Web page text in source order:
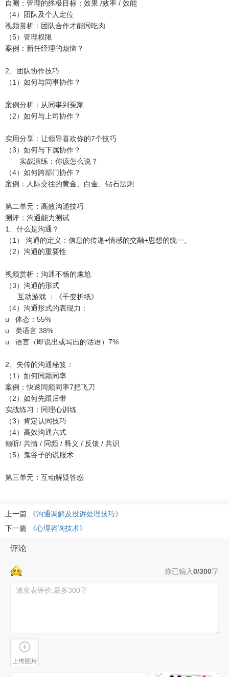
自测：管理的终极目标：效果 /效率 / 效能
（4）团队及个人定位
视频赏析：团队合作才能同吃肉
（5）管理权限
案例：新任经理的烦恼？
2、团队协作技巧
（1）如何与同事协作？
案例分析：从同事到冤家
（2）如何与上司协作？
实用分享：让领导喜欢你的7个技巧
（3）如何与下属协作？
实战演练：你该怎么说？
（4）如何跨部门协作？
案例：人际交往的黄金、白金、钻石法则
第二单元：高效沟通技巧
测评：沟通能力测试
1、什么是沟通？
（1） 沟通的定义：信息的传递+情感的交融+思想的统一。
（2）沟通的重要性
视频赏析：沟通不畅的尴尬
（3）沟通的形式
互动游戏 ：《千变折纸》
（4）沟通形式的表现力：
u 体态：55%
u 类语言 38%
u 语言（即说出或写出的话语）7%
2、失传的沟通秘笈：
（1）如何同频同率
案例：快速同频同率7把飞刀
（2）如何先跟后带
实战练习：同理心训练
（3）肯定认同技巧
（4）高效沟通六式
倾听/ 共情 / 同频 / 释义 / 反馈 / 共识
（5）鬼谷子的说服术
第三单元：互动解疑答惑
上一篇
《沟通调解及投诉处理技巧》
下一篇
《心理咨询技术》
评论
你已输入0/300字